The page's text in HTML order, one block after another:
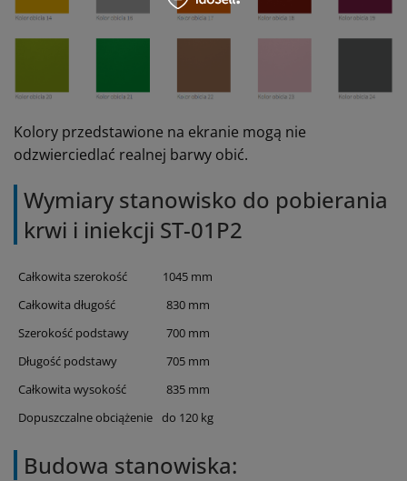
Kolory przedstawione na ekranie mogą nie
odzwierciedlać realnej barwy obić.
Wymiary stanowisko do pobierania
krwi i iniekcji ST-01P2
Całkowita szerokość
1045 mm
Całkowita długość
830 mm
Szerokość podstawy
700 mm
Długość podstawy
705 mm
Całkowita wysokość
835 mm
Dopuszczalne obciążenie do 120 kg
Budowa stanowiska: